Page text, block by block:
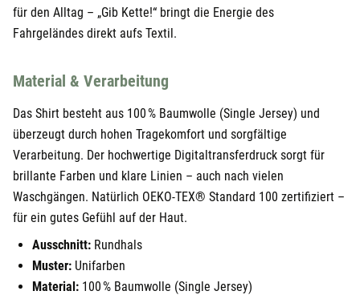
für den Alltag – „Gib Kette!“ bringt die Energie des
Fahrgeländes direkt aufs Textil.
Material & Verarbeitung
Das Shirt besteht aus 100 % Baumwolle (Single Jersey) und
überzeugt durch hohen Tragekomfort und sorgfältige
Verarbeitung. Der hochwertige Digitaltransferdruck sorgt für
brillante Farben und klare Linien – auch nach vielen
Waschgängen. Natürlich OEKO-TEX® Standard 100 zertifiziert –
für ein gutes Gefühl auf der Haut.
Ausschnitt: Rundhals
Muster: Unifarben
Material: 100 % Baumwolle (Single Jersey)